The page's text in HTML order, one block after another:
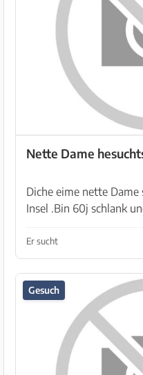
Nette Dame
Diche eime nette
Insel .Bin 60j schlank
Er sucht
Gesuch